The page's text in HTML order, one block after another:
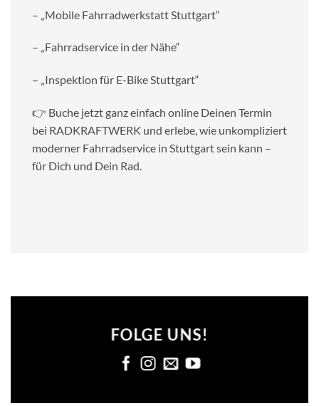
– „Mobile Fahrradwerkstatt Stuttgart“
– „Fahrradservice in der Nähe“
– „Inspektion für E-Bike Stuttgart“
👉 Buche jetzt ganz einfach online Deinen Termin
bei RADKRAFTWERK und erlebe, wie unkompliziert
moderner Fahrradservice in Stuttgart sein kann –
für Dich und Dein Rad.
FOLGE UNS!